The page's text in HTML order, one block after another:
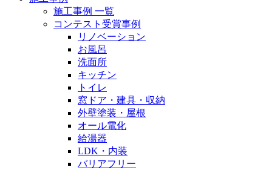
施工事例 一覧
コンテスト受賞事例
リノベーション
お風呂
洗面所
キッチン
トイレ
窓ドア・建具・収納
外壁塗装・屋根
オール電化
給湯器
LDK・内装
バリアフリー